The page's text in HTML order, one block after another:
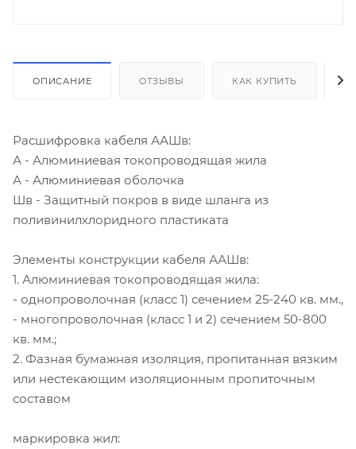
ОПИСАНИЕ ОТЗЫВЫ КАК КУПИТЬ
Расшифровка кабеля ААШв:
А - Алюминиевая токопроводящая жила
А - Алюминиевая оболочка
Шв - Защитный покров в виде шланга из
поливинилхлоридного пластиката
Элементы конструкции кабеля ААШв:
1. Алюминиевая токопроводящая жила:
- однопроволочная (класс 1) сечением 25-240 кв. мм.,
- многопроволочная (класс 1 и 2) сечением 50-800
кв. мм.;
2. Фазная бумажная изоляция, пропитанная вязким
или нестекающим изоляционным пропиточным
составом
маркировка жил: